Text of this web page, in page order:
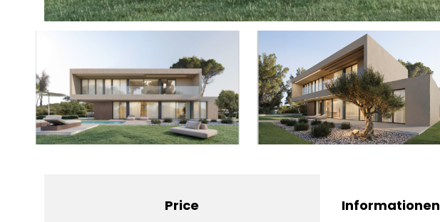
Price Informationen